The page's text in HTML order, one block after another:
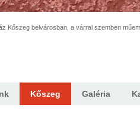
Kőszeg belvárosban, a várral szemben
Kőszeg Galéria